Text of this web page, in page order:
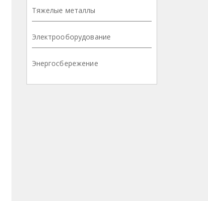
Тяжелые металлы
Электрооборудование
Энергосбережение